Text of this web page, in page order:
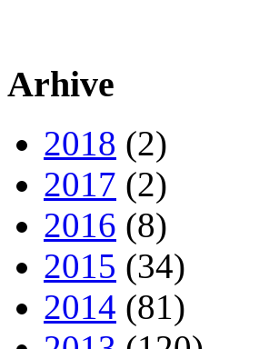
Arhive
2018 (2)
2017 (2)
2016 (8)
2015 (34)
2014 (81)